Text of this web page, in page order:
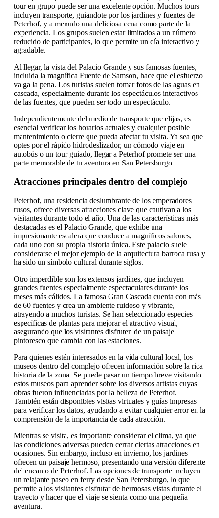
tour en grupo puede ser una excelente opción. Muchos tours
incluyen transporte, guiándote por los jardines y fuentes de
Peterhof, y a menudo una deliciosa cena como parte de la
experiencia. Los grupos suelen estar limitados a un número
reducido de participantes, lo que permite un día interactivo y
agradable.
Al llegar, la vista del Palacio Grande y sus famosas fuentes,
incluida la magnífica Fuente de Samson, hace que el esfuerzo
valga la pena. Los turistas suelen tomar fotos de las aguas en
cascada, especialmente durante los espectáculos interactivos
de las fuentes, que pueden ser todo un espectáculo.
Independientemente del medio de transporte que elijas, es
esencial verificar los horarios actuales y cualquier posible
mantenimiento o cierre que pueda afectar tu visita. Ya sea que
optes por el rápido hidrodeslizador, un cómodo viaje en
autobús o un tour guiado, llegar a Peterhof promete ser una
parte memorable de tu aventura en San Petersburgo.
Atracciones principales dentro del complejo
Peterhof, una residencia deslumbrante de los emperadores
rusos, ofrece diversas atracciones clave que cautivan a los
visitantes durante todo el año. Una de las características más
destacadas es el Palacio Grande, que exhibe una
impresionante escalera que conduce a magníficos salones,
cada uno con su propia historia única. Este palacio suele
considerarse el mejor ejemplo de la arquitectura barroca rusa y
ha sido un símbolo cultural durante siglos.
Otro imperdible son los extensos jardines, que incluyen
grandes fuentes especialmente espectaculares durante los
meses más cálidos. La famosa Gran Cascada cuenta con más
de 60 fuentes y crea un ambiente ruidoso y vibrante,
atrayendo a muchos turistas. Se han seleccionado especies
específicas de plantas para mejorar el atractivo visual,
asegurando que los visitantes disfruten de un paisaje
pintoresco que cambia con las estaciones.
Para quienes estén interesados en la vida cultural local, los
museos dentro del complejo ofrecen información sobre la rica
historia de la zona. Se puede pasar un tiempo breve visitando
estos museos para aprender sobre los diversos artistas cuyas
obras fueron influenciadas por la belleza de Peterhof.
También están disponibles visitas virtuales y guías impresas
para verificar los datos, ayudando a evitar cualquier error en la
comprensión de la importancia de cada atracción.
Mientras se visita, es importante considerar el clima, ya que
las condiciones adversas pueden cerrar ciertas atracciones en
ocasiones. Sin embargo, incluso en invierno, los jardines
ofrecen un paisaje hermoso, presentando una versión diferente
del encanto de Peterhof. Las opciones de transporte incluyen
un relajante paseo en ferry desde San Petersburgo, lo que
permite a los visitantes disfrutar de hermosas vistas durante el
trayecto y hacer que el viaje se sienta como una pequeña
aventura.